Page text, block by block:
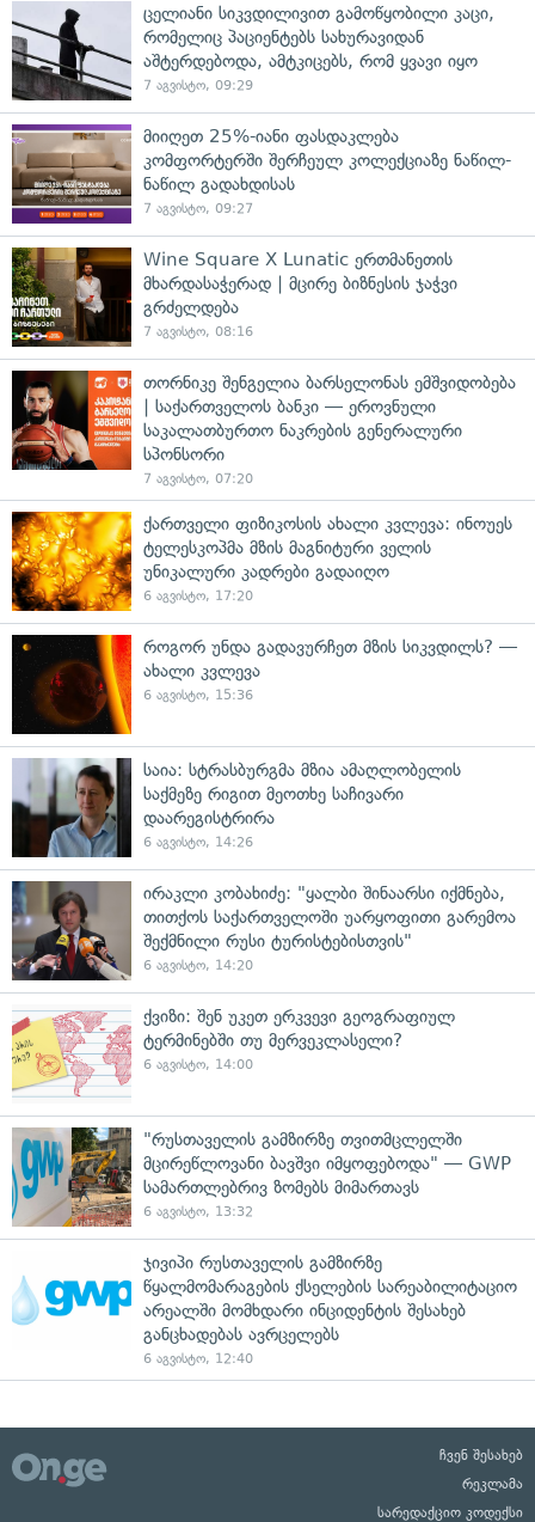
ცელიანი სიკვდილივით გამოწყობილი კაცი,
რომელიც პაციენტებს სახურავიდან
აშტერდებოდა, ამტკიცებს, რომ ყვავი იყო
7 აგვისტო, 09:29
მიიღეთ 25%-იანი ფასდაკლება
კომფორტერში შერჩეულ კოლექციაზე ნაწილ-
ნაწილ გადახდისას
7 აგვისტო, 09:27
Wine Square X Lunatic ერთმანეთის
მხარდასაჭერად | მცირე ბიზნესის ჯაჭვი
გრძელდება
7 აგვისტო, 08:16
თორნიკე შენგელია ბარსელონას ემშვიდობება
| საქართველოს ბანკი — ეროვნული
საკალათბურთო ნაკრების გენერალური
სპონსორი
7 აგვისტო, 07:20
ქართველი ფიზიკოსის ახალი კვლევა: ინოუეს
ტელესკოპმა მზის მაგნიტური ველის
უნიკალური კადრები გადაიღო
6 აგვისტო, 17:20
როგორ უნდა გადავურჩეთ მზის სიკვდილს? —
ახალი კვლევა
6 აგვისტო, 15:36
საია: სტრასბურგმა მზია ამაღლობელის
საქმეზე რიგით მეოთხე საჩივარი
დაარეგისტრირა
6 აგვისტო, 14:26
ირაკლი კობახიძე: "ყალბი შინაარსი იქმნება,
თითქოს საქართველოში უარყოფითი გარემოა
შექმნილი რუსი ტურისტებისთვის"
6 აგვისტო, 14:20
ქვიზი: შენ უკეთ ერკვევი გეოგრაფიულ
ტერმინებში თუ მერვეკლასელი?
6 აგვისტო, 14:00
"რუსთაველის გამზირზე თვითმცლელში
მცირეწლოვანი ბავშვი იმყოფებოდა" — GWP
სამართლებრივ ზომებს მიმართავს
6 აგვისტო, 13:32
ჯივიპი რუსთაველის გამზირზე
წყალმომარაგების ქსელების სარეაბილიტაციო
არეალში მომხდარი ინციდენტის შესახებ
განცხადებას ავრცელებს
6 აგვისტო, 12:40
ჩვენ შესახებ
რეკლამა
სარედაქციო კოდექსი